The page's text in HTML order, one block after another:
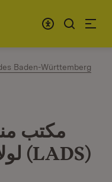
Baden-Württemberg
مكتب
لولاية بادن فورتمبيرغ (LADS)